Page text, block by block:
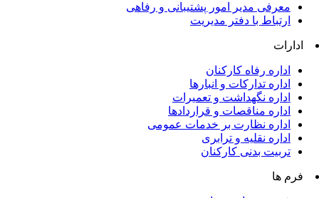
معرفی مدیر امور پشتیبانی و رفاهی
ارتباط با دفتر مدیریت
ادارات
اداره رفاه کارکنان
اداره تدارکات و انبارها
اداره نگهداشت و تعمیرات
اداره مناقصات و قراردادها
اداره نظارت بر خدمات عمومی
اداره نقلیه و ترابری
تربیت بدنی کارکنان
فرم ها